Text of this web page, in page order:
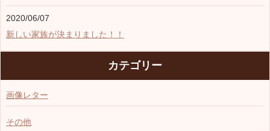
2020/06/07
新しい家族が決まりました！！
カテゴリー
画像レター
その他